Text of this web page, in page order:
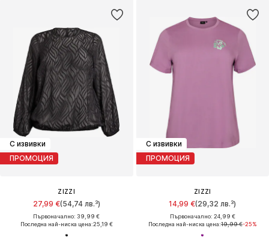
С извивки
ПРОМОЦИЯ
ZIZZI
27,99 €(54,74 лв.³)
Първоначално: 39,99 €
Последна най-ниска цена:25,19 €
С извивки
ПРОМОЦИЯ
ZIZZI
14,99 €(29,32 лв.³)
Първоначално: 24,99 €
Последна най-ниска цена:19,99 €-25%